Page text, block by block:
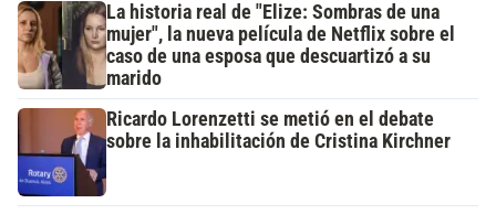
La historia real de "Elize: Sombras de una
mujer", la nueva película de Netflix sobre el
caso de una esposa que descuartizó a su
marido
Ricardo Lorenzetti se metió en el debate
sobre la inhabilitación de Cristina Kirchner